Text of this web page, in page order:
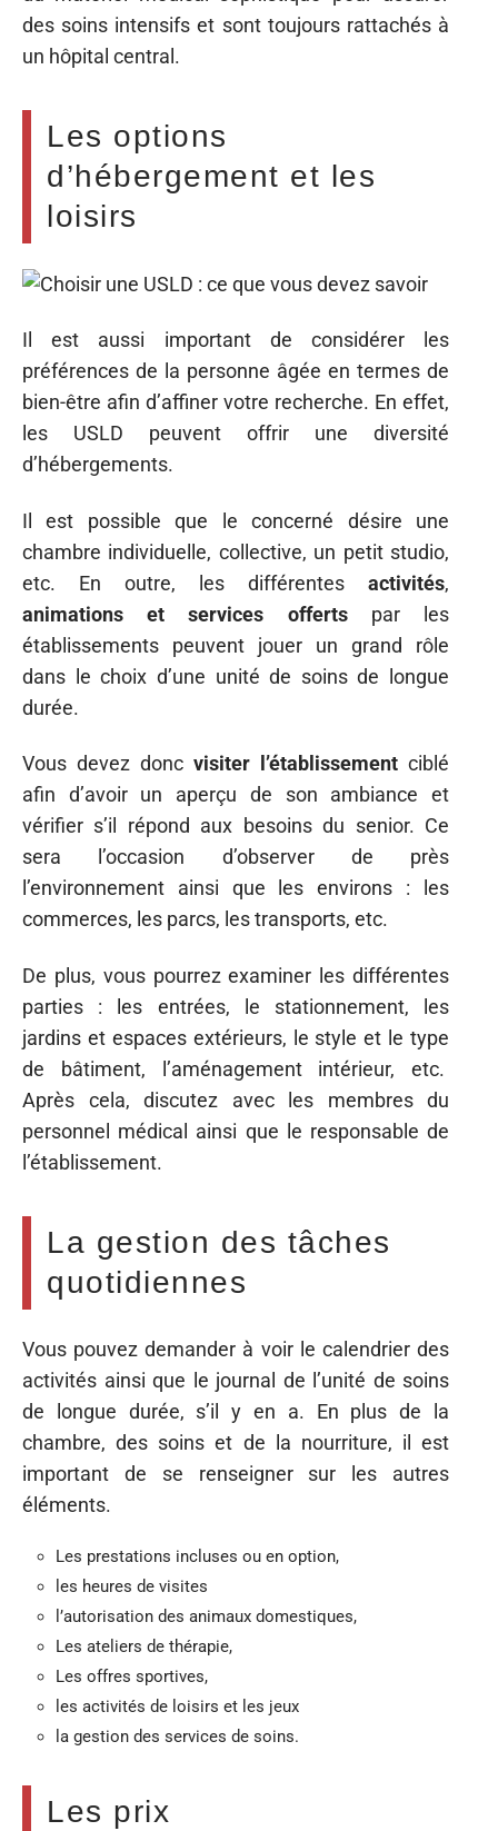
des soins intensifs et sont toujours rattachés à
un hôpital central.
Les options
d’hébergement et les
loisirs
Il est aussi important de considérer les
préférences de la personne âgée en termes de
bien-être afin d’affiner votre recherche. En effet,
les USLD peuvent offrir une diversité
d’hébergements.
Il est possible que le concerné désire une
chambre individuelle, collective, un petit studio,
etc. En outre, les différentes activités,
animations et services offertspar les
établissements peuvent jouer un grand rôle
dans le choix d’une unité de soins de longue
durée.
Vous devez donc visiter l’établissement ciblé
afin d’avoir un aperçu de son ambiance et
vérifier s’il répond aux besoins du senior. Ce
sera l’occasion d’observer de près
l’environnement ainsi que les environs : les
commerces, les parcs, les transports, etc.
De plus, vous pourrez examiner les différentes
parties : les entrées, le stationnement, les
jardins et espaces extérieurs, le style et le type
de bâtiment, l’aménagement intérieur, etc.
Après cela, discutez avec les membres du
personnel médical ainsi que le responsable de
l’établissement.
La gestion des tâches
quotidiennes
Vous pouvez demander à voir le calendrier des
activités ainsi que le journal de l’unité de soins
de longue durée, s’il y en a. En plus de la
chambre, des soins et de la nourriture, il est
important de se renseigner sur les autres
éléments.
Les prestations incluses ou en option,
les heures de visites
l’autorisation des animaux domestiques,
Les ateliers de thérapie,
Les offres sportives,
les activités de loisirs et les jeux
la gestion des services de soins.
Les prix